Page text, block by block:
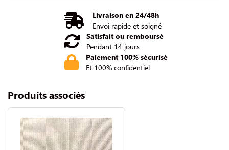
Livraison en 24/48h
Envoi rapide et soigné
Satisfait ou remboursé
Pendant 14 jours
Paiement 100% sécurisé
Et 100% confidentiel
Produits associés